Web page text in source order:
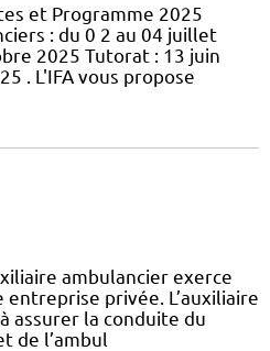
et Programme 2025
: du 0 2 au 04 juillet
2025 Tutorat : 13 juin
. L'IFA vous propose
ambulancier exerce
privée. L’auxiliaire
assurer la conduite du
de l’ambul